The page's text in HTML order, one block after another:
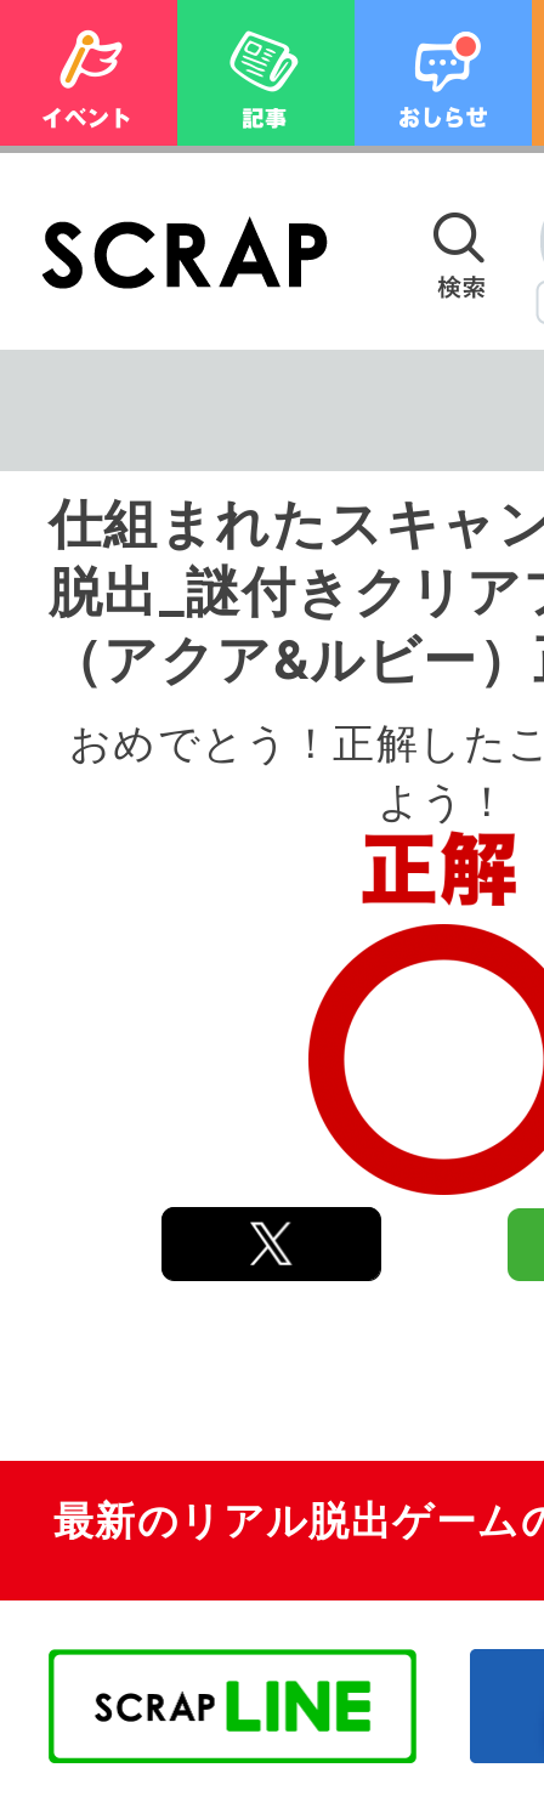
仕組まれたスキャ
脱出_謎付きクリア
（アクア&ルビー
おめでとう！正解した
よう！
最新のリアル脱出ゲーム